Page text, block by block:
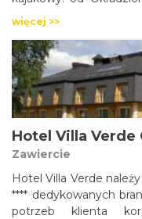
do ujścia na Trójkącie
zaskakuje liczny¬mi
Mocno meandrujące
pokonywaniu
wynagradza
licznymi rozlewiskami
zapomnieć o tym, że
Zagłębia
więcej >>
Hotel Villa Verde
Zawiercie
Hotel Villa Verde
**** dedykowanych
potrzeb klienta